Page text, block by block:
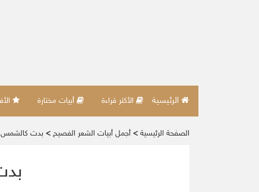
الرئيسية الأكثر قراءة أبيات مختارة
الصفحة الرئيسية > أجمل أبيات الشعر الفصيح > بدت كالشمس